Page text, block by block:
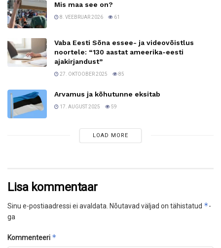
Mis maa see on?
8. VEEBRUAR 2026 61
Vaba Eesti Sõna essee- ja videovõistlus
noortele: “130 aastat ameerika-eesti
ajakirjandust”
27. OKTOOBER 2025 85
Arvamus ja kõhutunne eksitab
17. AUGUST 2025 59
LOAD MORE
Lisa kommentaar
Sinu e-postiaadressi ei avaldata. Nõutavad väljad on tähistatud *-
ga
Kommenteeri *